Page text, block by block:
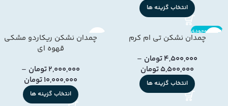
انتخاب گزینه ها
اتمام موجودی
چمدان نشکن تی ام کرم
4,500,000تومان –
5,500,000تومان
انتخاب گزینه ها
چمدان نشکن ریکاردو مشکی
قهوه ای
2,000,000تومان –
10,000,000تومان
انتخاب گزینه ها